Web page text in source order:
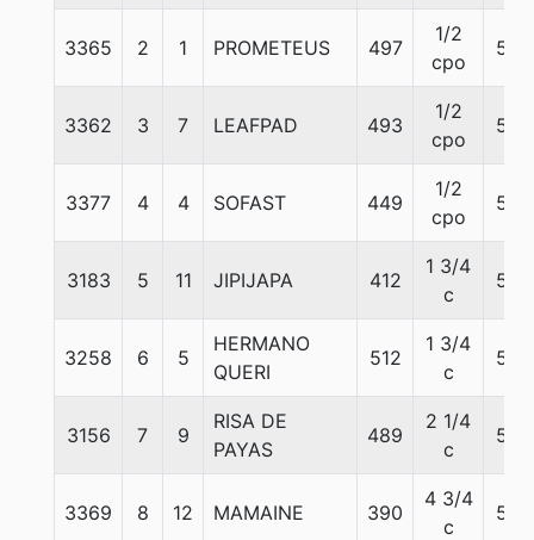
3365 2 1 PROMETEUS 497
1/2
cpo
56
3362 3 7 LEAFPAD 493
1/2
cpo
56
3377 4 4 SOFAST 449
1/2
cpo
57
3183 5 11 JIPIJAPA 412
1 3/4
c
56
3258 6 5
HERMANO
QUERI
512
1 3/4
c
57
3156 7 9
RISA DE
PAYAS
489
2 1/4
c
57
3369 8 12 MAMAINE 390
4 3/4
c
56